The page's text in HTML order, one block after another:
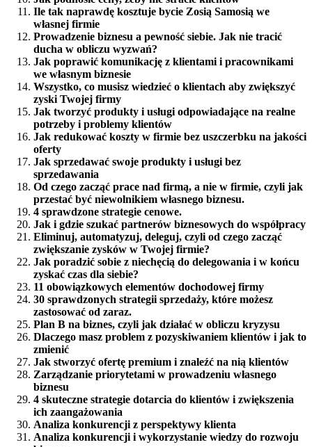
Ile tak naprawdę kosztuje bycie Zosią Samosią we
własnej firmie
Prowadzenie biznesu a pewność siebie. Jak nie tracić
ducha w obliczu wyzwań?
Jak poprawić komunikację z klientami i pracownikami
we własnym biznesie
Wszystko, co musisz wiedzieć o klientach aby zwiększyć
zyski Twojej firmy
Jak tworzyć produkty i usługi odpowiadające na realne
potrzeby i problemy klientów
Jak redukować koszty w firmie bez uszczerbku na jakości
oferty
Jak sprzedawać swoje produkty i usługi bez
sprzedawania
Od czego zacząć prace nad firmą, a nie w firmie, czyli jak
przestać być niewolnikiem własnego biznesu.
4 sprawdzone strategie cenowe.
Jak i gdzie szukać partnerów biznesowych do współpracy
Eliminuj, automatyzuj, deleguj, czyli od czego zacząć
zwiększanie zysków w Twojej firmie?
Jak poradzić sobie z niechęcią do delegowania i w końcu
zyskać czas dla siebie?
11 obowiązkowych elementów dochodowej firmy
30 sprawdzonych strategii sprzedaży, które możesz
zastosować od zaraz.
Plan B na biznes, czyli jak działać w obliczu kryzysu
Dlaczego masz problem z pozyskiwaniem klientów i jak to
zmienić
Jak stworzyć ofertę premium i znaleźć na nią klientów
Zarządzanie priorytetami w prowadzeniu własnego
biznesu
4 skuteczne strategie dotarcia do klientów i zwiększenia
ich zaangażowania
Analiza konkurencji z perspektywy klienta
Analiza konkurencji i wykorzystanie wiedzy do rozwoju